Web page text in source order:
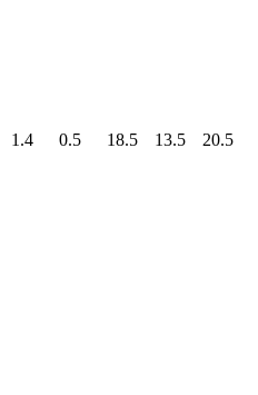
1.4 0.5 18.5 13.5 20.5